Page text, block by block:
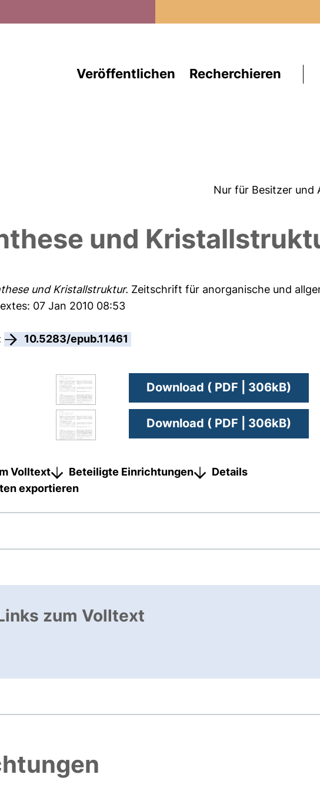
Veröffentlichen Recherchieren
Nur für Besitzer und
und
und Kristallstruktur. Zeitschrift für anorganische und
07 Jan 2010 08:53
10.5283/epub.11461
Download ( PDF | 306kB)
Download ( PDF | 306kB)
Volltext Beteiligte Einrichtungen
Details
exportieren
zum Volltext